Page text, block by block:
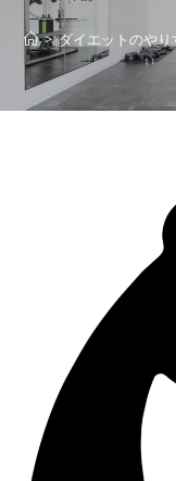
> ダイエットのや